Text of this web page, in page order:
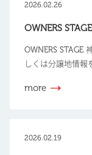
2026.02.26
OWNERS
OWNERS STAGE
しくは分譲地情報
more
2026.02.19